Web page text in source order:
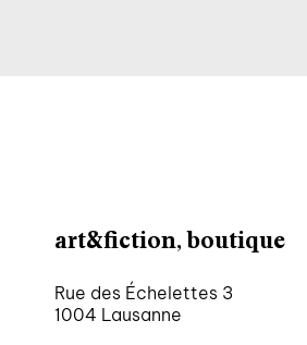
art&fiction, boutique
Rue des Échelettes 3
1004 Lausanne